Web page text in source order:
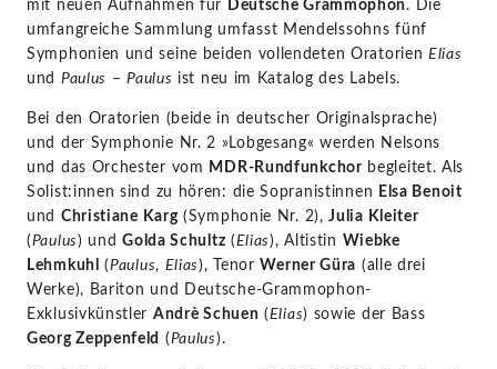
mit neuen Aufnahmen für
Deutsche Grammophon. Die
umfangreiche Sammlung umfasst Mendelssohns fünf
Symphonien und seine beiden vollendeten OratorienElias
und Paulus –Paulus ist neu im Katalog des Labels.
Bei den Oratorien (beide in deutscher Originalsprache)
und der Symphonie Nr. 2 »Lobgesang« werden Nelsons
und das Orchester vom MDR-Rundfunkchorbegleitet. Als
Solist:innen sind zu hören: die Sopranistinnen
Elsa Benoit
und Christiane Karg(Symphonie Nr. 2),Julia Kleiter
(Paulus) undGolda Schultz (Elias), Altistin Wiebke
Lehmkuhl
(Paulus, Elias), TenorWerner Güra (alle drei
Werke), Bariton und Deutsche-Grammophon-
Exklusivkünstler Andrè Schuen (Elias) sowie der Bass
Georg Zeppenfeld (Paulus).